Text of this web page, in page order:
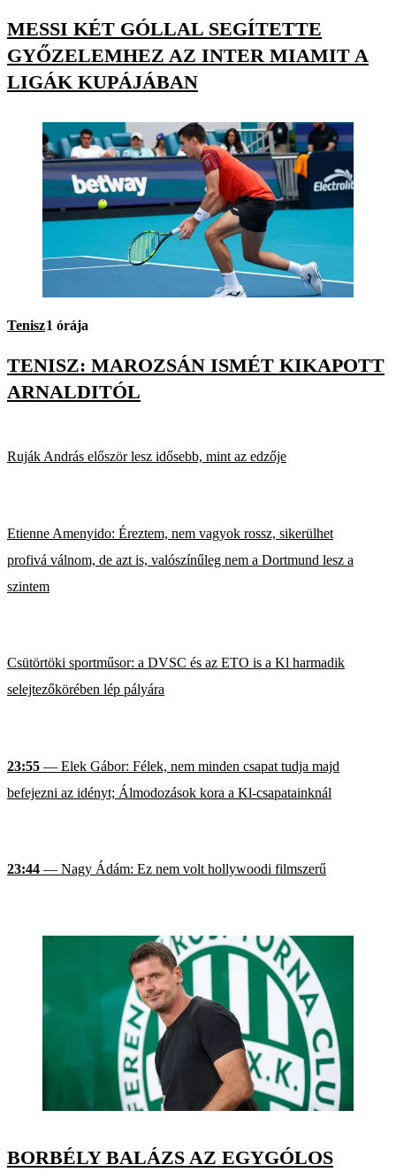
MESSI KÉT GÓLLAL SEGÍTETTE
GYŐZELEMHEZ AZ INTER MIAMIT A
LIGÁK KUPÁJÁBAN
Tenisz1 órája
TENISZ: MAROZSÁN ISMÉT KIKAPOTT
ARNALDITÓL
Ruják András először lesz idősebb, mint az edzője
Etienne Amenyido: Éreztem, nem vagyok rossz, sikerülhet
profivá válnom, de azt is, valószínűleg nem a Dortmund lesz a
szintem
Csütörtöki sportműsor: a DVSC és az ETO is a Kl harmadik
selejtezőkörében lép pályára
23:55 — Elek Gábor: Félek, nem minden csapat tudja majd
befejezni az idényt; Álmodozások kora a Kl-csapatainknál
23:44 — Nagy Ádám: Ez nem volt hollywoodi filmszerű
BORBÉLY BALÁZS AZ EGYGÓLOS